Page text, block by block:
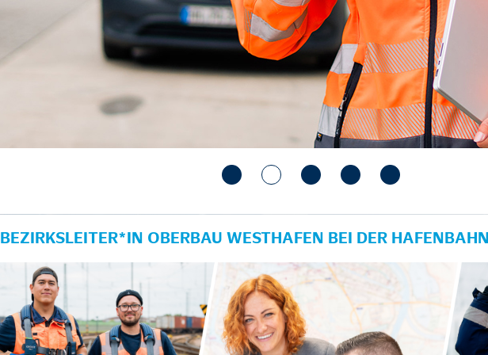
BEZIRKSLEITER*IN OBERBAU WESTHAFEN BEI DER